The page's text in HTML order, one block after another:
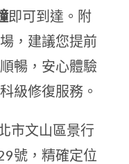
即可到達。附
，建議您提前
暢，安心體驗
級修復服務。
市文山區景行
號，精確定位